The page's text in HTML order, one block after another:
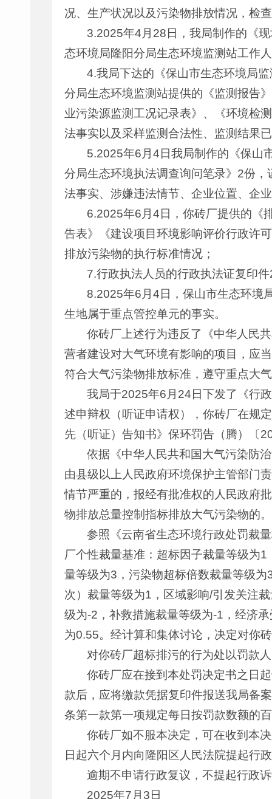
况、生产状况以及污染物排放情况，检
3.2025年4月28日，我局制作的《
态环境局隆阳分局生态环境监测站工作
4.我局下达的《保山市生态环境局
分局生态环境监测站提供的《监测报告
业污染源监测工况记录表》、《环境检
法事实以及采样监测合法性、监测结果
5.2025年6月4日我局制作的《保山
分局生态环境执法调查询问笔录》2份
法事实、涉嫌违法情节、企业位置、企
6.2025年6月4日，你砖厂提供的《
告表》《建设项目环境影响评价行政许
排放污染物的执行标准情况；
7.行政执法人员的行政执法证复印
8.2025年6月4日，保山市生态环境
生地属于重点管控单元的事实。
你砖厂上述行为违反了《中华人民
营者建设对大气环境有影响的项目，应
符合大气污染物排放标准，遵守重点大
我局于2025年6月24日下发了《行
述申辩权（听证申请权），你砖厂在规
先（听证）告知书》保环罚告（腾）〔
依据《中华人民共和国大气污染防
由县级以上人民政府环境保护主管部门
情节严重的，报经有批准权的人民政府
物排放总量控制指标排放大气污染物的
参照《云南省生态环境行政处罚裁
厂个性裁量基准：超标因子裁量等级为
量等级为3，污染物超标倍数裁量等级
次）裁量等级为1，区域影响/引发关注
级为-2，补救措施裁量等级为-1，经济
为0.55。经计算和集体讨论，决定对你
对你砖厂超标排污的行为处以罚款
你砖厂应在接到本处罚决定书之日
款后，应将缴款凭据复印件报送我局备
条第一款第一项规定每日按罚款数额的
你砖厂如不服本决定，可在收到本
日起六个月内向隆阳区人民法院提起行
逾期不申请行政复议，不提起行政
2025年7月3日